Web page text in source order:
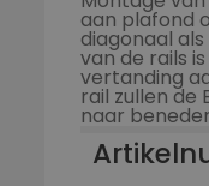
aan plafond
diagonaal
van de rails
vertanding
rail zullen de
naar